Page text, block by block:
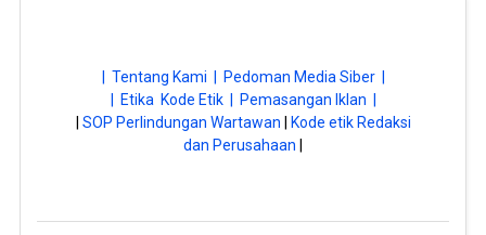
| Tentang Kami |
Pedoman Media Siber |
| Etika Kode Etik |
Pemasangan Iklan |
SOP Perlindungan Wartawan
Kode etik Redaksi
dan Perusahaan